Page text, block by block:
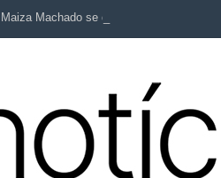
Maiza Machado se destaca como